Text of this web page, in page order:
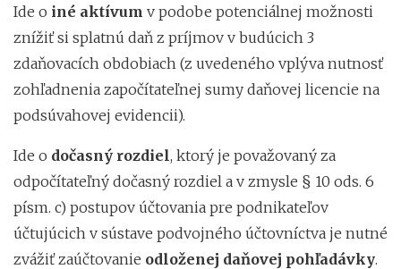
Ide o iné aktívum v podobe potenciálnej možnosti
znížiť si splatnú daň z príjmov v budúcich 3
zdaňovacích obdobiach (z uvedeného vplýva nutnosť
zohľadnenia započítateľnej sumy daňovej licencie na
podsúvahovej evidencii).
Ide o dočasný rozdiel, ktorý je považovaný za
odpočítateľný dočasný rozdiel a v zmysle § 10 ods. 6
písm. c) postupov účtovania pre podnikateľov
účtujúcich v sústave podvojného účtovníctva je nutné
zvážiť zaúčtovanie odloženej daňovej pohľadávky.